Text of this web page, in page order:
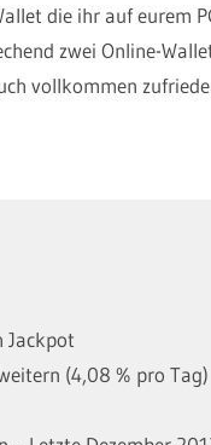
die ihr auf eurem
zwei Online-
vollkommen
Jackpot
(4,08 % pro Tag)